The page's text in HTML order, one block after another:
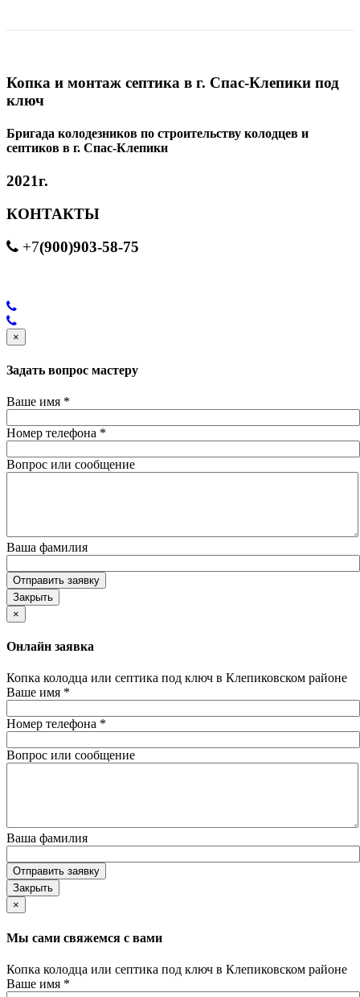
Копка и монтаж септика в г. Спас-Клепики под
ключ
Бригада колодезников по строительству колодцев и
септиков в г. Спас-Клепики
2021г.
КОНТАКТЫ
+7(900)903-58-75
×
Задать вопрос мастеру
Ваше имя *
Номер телефона *
Вопрос или сообщение
Ваша фамилия
Отправить заявку
Закрыть
×
Онлайн заявка
Копка колодца или септика под ключ в Клепиковском районе
Ваше имя *
Номер телефона *
Вопрос или сообщение
Ваша фамилия
Отправить заявку
Закрыть
×
Мы сами свяжемся с вами
Копка колодца или септика под ключ в Клепиковском районе
Ваше имя *